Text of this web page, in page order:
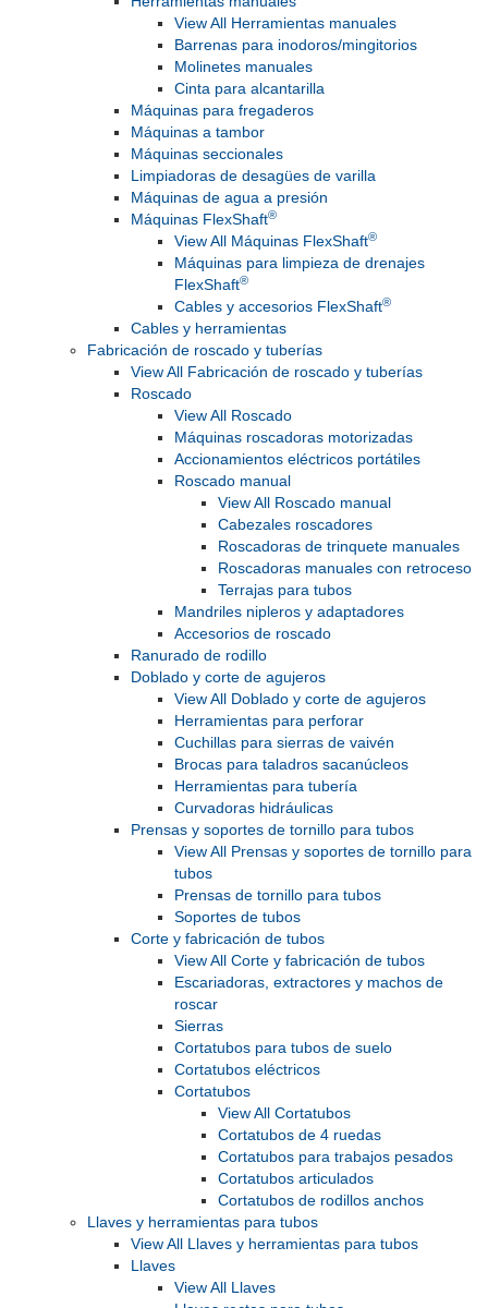
View All Herramientas manuales
Barrenas para inodoros/mingitorios
Molinetes manuales
Cinta para alcantarilla
Máquinas para fregaderos
Máquinas a tambor
Máquinas seccionales
Limpiadoras de desagües de varilla
Máquinas de agua a presión
Máquinas FlexShaft®
View All Máquinas FlexShaft®
Máquinas para limpieza de drenajes
FlexShaft®
Cables y accesorios FlexShaft®
Cables y herramientas
Fabricación de roscado y tuberías
View All Fabricación de roscado y tuberías
Roscado
View All Roscado
Máquinas roscadoras motorizadas
Accionamientos eléctricos portátiles
Roscado manual
View All Roscado manual
Cabezales roscadores
Roscadoras de trinquete manuales
Roscadoras manuales con retroceso
Terrajas para tubos
Mandriles nipleros y adaptadores
Accesorios de roscado
Ranurado de rodillo
Doblado y corte de agujeros
View All Doblado y corte de agujeros
Herramientas para perforar
Cuchillas para sierras de vaivén
Brocas para taladros sacanúcleos
Herramientas para tubería
Curvadoras hidráulicas
Prensas y soportes de tornillo para tubos
View All Prensas y soportes de tornillo para
tubos
Prensas de tornillo para tubos
Soportes de tubos
Corte y fabricación de tubos
View All Corte y fabricación de tubos
Escariadoras, extractores y machos de
roscar
Sierras
Cortatubos para tubos de suelo
Cortatubos eléctricos
Cortatubos
View All Cortatubos
Cortatubos de 4 ruedas
Cortatubos para trabajos pesados
Cortatubos articulados
Cortatubos de rodillos anchos
Llaves y herramientas para tubos
View All Llaves y herramientas para tubos
Llaves
View All Llaves